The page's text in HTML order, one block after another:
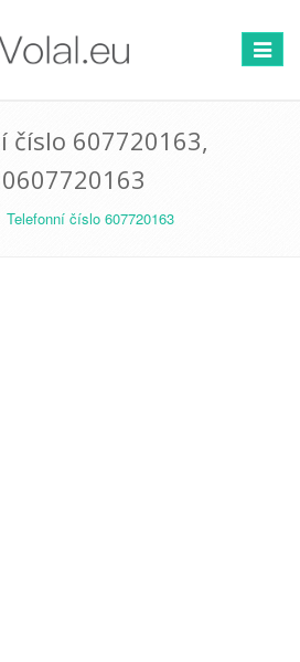
číslo 607720163,
Telefonní číslo 607720163